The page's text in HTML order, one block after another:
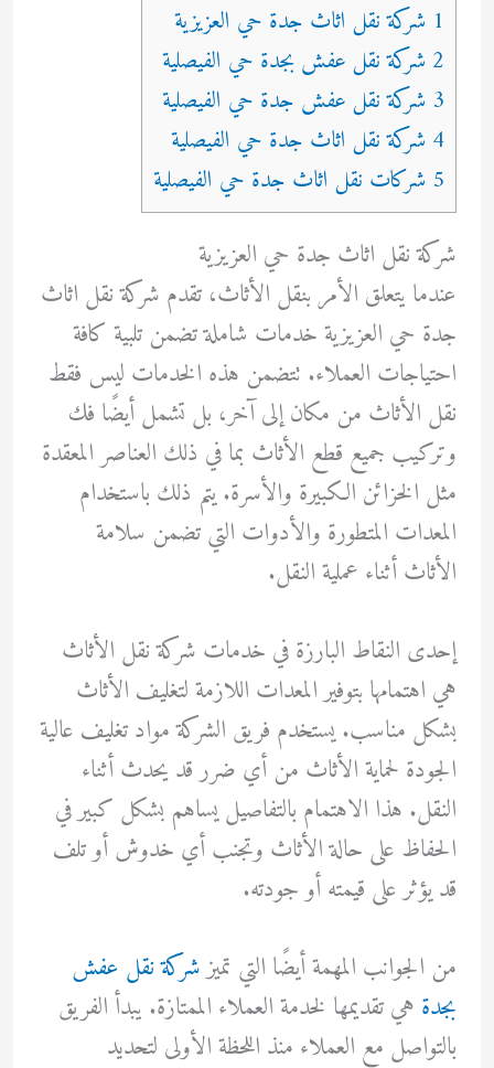
1 شركة نقل اثاث جدة حي العزيزية
2 شركة نقل عفش بجدة حي الفيصلية
3 شركة نقل عفش جدة حي الفيصلية
4 شركة نقل اثاث جدة حي الفيصلية
5 شركات نقل اثاث جدة حي الفيصلية
شركة نقل اثاث جدة حي العزيزية
عندما يتعلق الأمر بنقل الأثاث، تقدم شركة نقل اثاث
جدة حي العزيزية خدمات شاملة تضمن تلبية كافة
احتياجات العملاء. تتضمن هذه الخدمات ليس فقط
نقل الأثاث من مكان إلى آخر، بل تشمل أيضًا فك
وتركيب جميع قطع الأثاث بما في ذلك العناصر المعقدة
مثل الخزائن الكبيرة والأسرة. يتم ذلك باستخدام
المعدات المتطورة والأدوات التي تضمن سلامة
الأثاث أثناء عملية النقل.
إحدى النقاط البارزة في خدمات شركة نقل الأثاث
هي اهتمامها بتوفير المعدات اللازمة لتغليف الأثاث
بشكل مناسب. يستخدم فريق الشركة مواد تغليف عالية
الجودة لحماية الأثاث من أي ضرر قد يحدث أثناء
النقل. هذا الاهتمام بالتفاصيل يساهم بشكل كبير في
الحفاظ على حالة الأثاث وتجنب أي خدوش أو تلف
قد يؤثر على قيمته أو جودته.
من الجوانب المهمة أيضًا التي تميزشركة نقل عفش
بجدة هي تقديمها لخدمة العملاء الممتازة. يبدأ الفريق
بالتواصل مع العملاء منذ اللحظة الأولى لتحديد